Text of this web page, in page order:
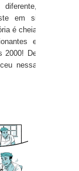
em si
é cheia
e
2000! De
nessa